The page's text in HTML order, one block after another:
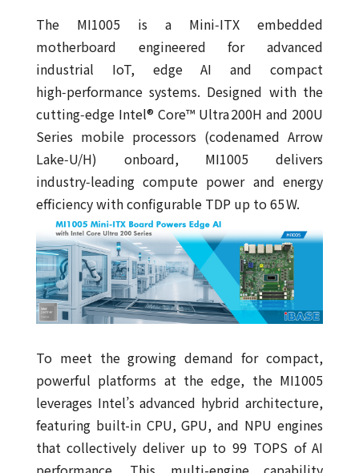
The MI1005 is a Mini‑ITX embedded
motherboard engineered for advanced
industrial IoT, edge AI and compact
high‑performance systems. Designed with the
cutting‑edge Intel® Core™ Ultra 200H and 200U
Series mobile processors (codenamed Arrow
Lake‑U/H) onboard, MI1005 delivers
industry‑leading compute power and energy
efficiency with configurable TDP up to 65 W.
To meet the growing demand for compact,
powerful platforms at the edge, the MI1005
leverages Intel’s advanced hybrid architecture,
featuring built-in CPU, GPU, and NPU engines
that collectively deliver up to 99 TOPS of AI